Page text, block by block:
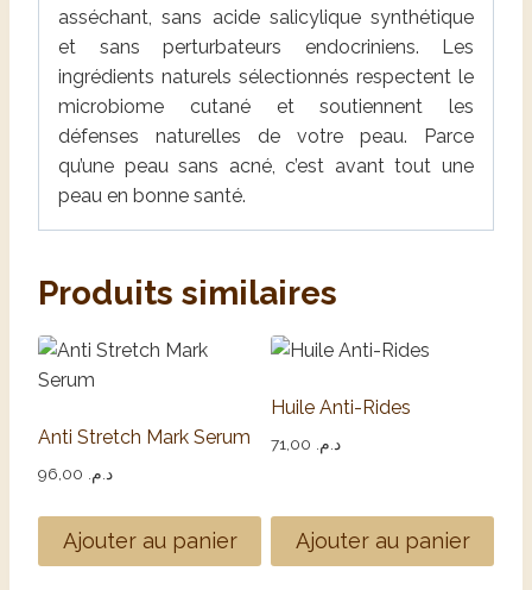
asséchant, sans acide salicylique synthétique
et sans perturbateurs endocriniens. Les
ingrédients naturels sélectionnés respectent le
microbiome cutané et soutiennent les
défenses naturelles de votre peau. Parce
qu’une peau sans acné, c’est avant tout une
peau en bonne santé.
Produits similaires
Anti Stretch Mark Serum
د.م.
Ajouter au panier
Huile Anti-Rides
د.م.
Ajouter au panier